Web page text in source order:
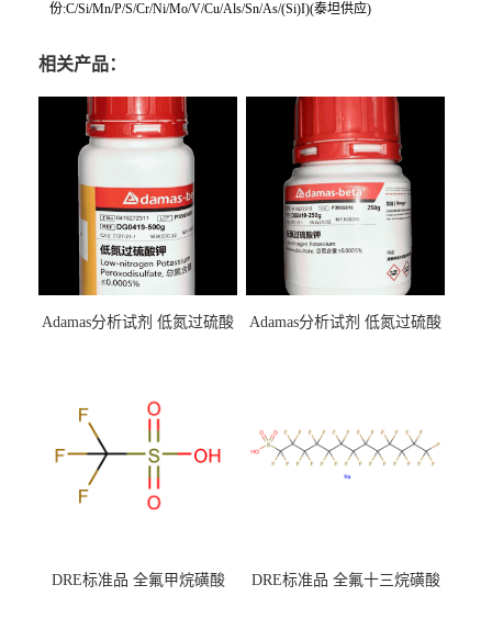
份:C/Si/Mn/P/S/Cr/Ni/Mo/V/Cu/Als/Sn/As/(Si)I)(泰坦供应)
相关产品：
Adamas分析试剂 低氮过硫酸
（泰坦现货供应）
Adamas分析试剂 低氮过硫酸
DRE标准品 全氟甲烷磺酸
DRE标准品 全氟十三烷磺酸